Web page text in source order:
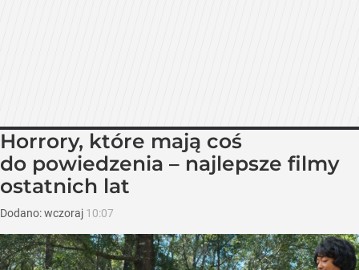
Horrory, które mają coś
do powiedzenia – najlepsze filmy
ostatnich lat
Dodano:wczoraj 10:07